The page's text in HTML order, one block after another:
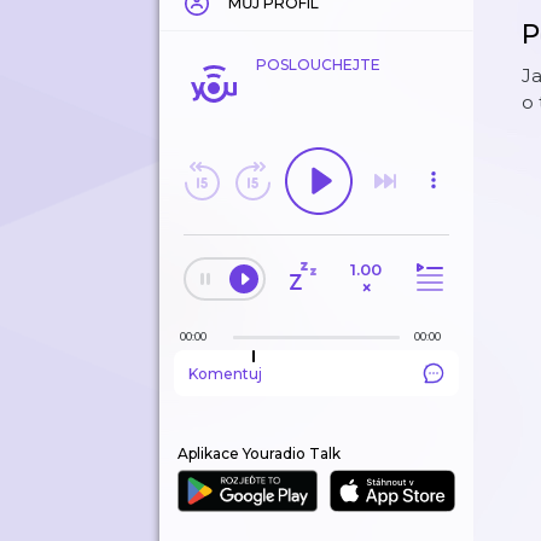
POSLOUCHEJTE
1.00
×
00:00 00:00
Komentuj
Aplikace Youradio Talk
o